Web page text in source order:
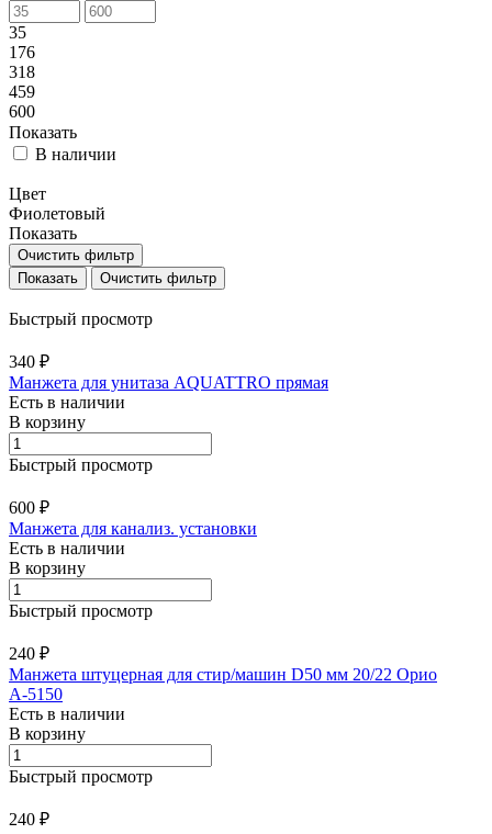
35
176
318
459
600
Показать
В наличии
Цвет
Фиолетовый
Показать
Очистить фильтр
Очистить фильтр
Быстрый просмотр
340 ₽
Манжета для унитаза AQUATTRO прямая
Есть в наличии
В корзину
Быстрый просмотр
600 ₽
Манжета для канализ. установки
Есть в наличии
В корзину
Быстрый просмотр
240 ₽
Манжета штуцерная для стир/машин D50 мм 20/22 Орио
А-5150
Есть в наличии
В корзину
Быстрый просмотр
240 ₽